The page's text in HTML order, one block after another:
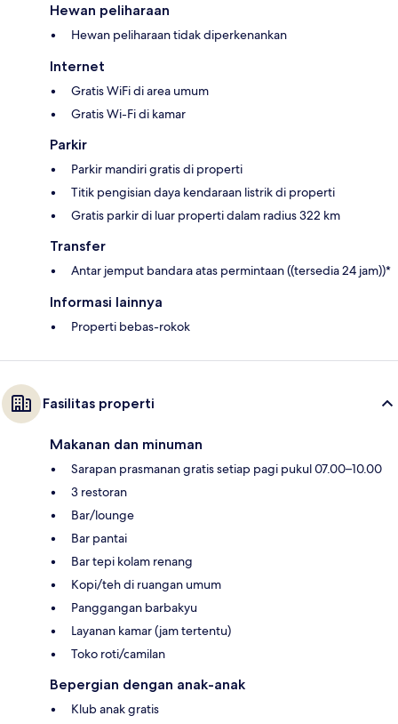
Hewan peliharaan
Hewan peliharaan tidak diperkenankan
Internet
Gratis WiFi di area umum
Gratis Wi-Fi di kamar
Parkir
Parkir mandiri gratis di properti
Titik pengisian daya kendaraan listrik di properti
Gratis parkir di luar properti dalam radius 322 km
Transfer
Antar jemput bandara atas permintaan ((tersedia 24 jam))*
Informasi lainnya
Properti bebas-rokok
Fasilitas properti
Makanan dan minuman
Sarapan prasmanan gratis setiap pagi pukul 07.00–10.00
3 restoran
Bar/lounge
Bar pantai
Bar tepi kolam renang
Kopi/teh di ruangan umum
Panggangan barbakyu
Layanan kamar (jam tertentu)
Toko roti/camilan
Bepergian dengan anak-anak
Klub anak gratis